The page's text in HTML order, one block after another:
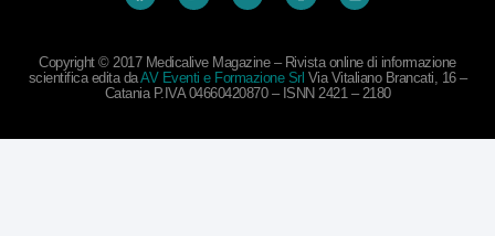
Copyright © 2017 Medicalive Magazine – Rivista online di informazione
scientifica edita daAV Eventi e Formazione Srl Via Vitaliano Brancati, 16 –
Catania P.IVA 04660420870 – ISNN 2421 – 2180